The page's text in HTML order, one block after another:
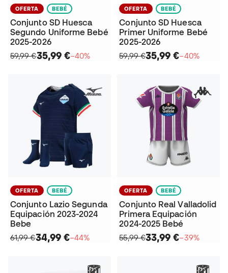
OFERTA BEBÉ
Conjunto SD Huesca
Segundo Uniforme Bebé
2025-2026
59,99 €35,99 €−40%
OFERTA BEBÉ
Conjunto SD Huesca
Primer Uniforme Bebé
2025-2026
59,99 €35,99 €−40%
OFERTA BEBÉ
Conjunto Lazio Segunda
Equipación 2023-2024
Bebe
61,99 €34,99 €−44%
OFERTA BEBÉ
Conjunto Real Valladolid
Primera Equipación
2024-2025 Bebé
55,99 €33,99 €−39%